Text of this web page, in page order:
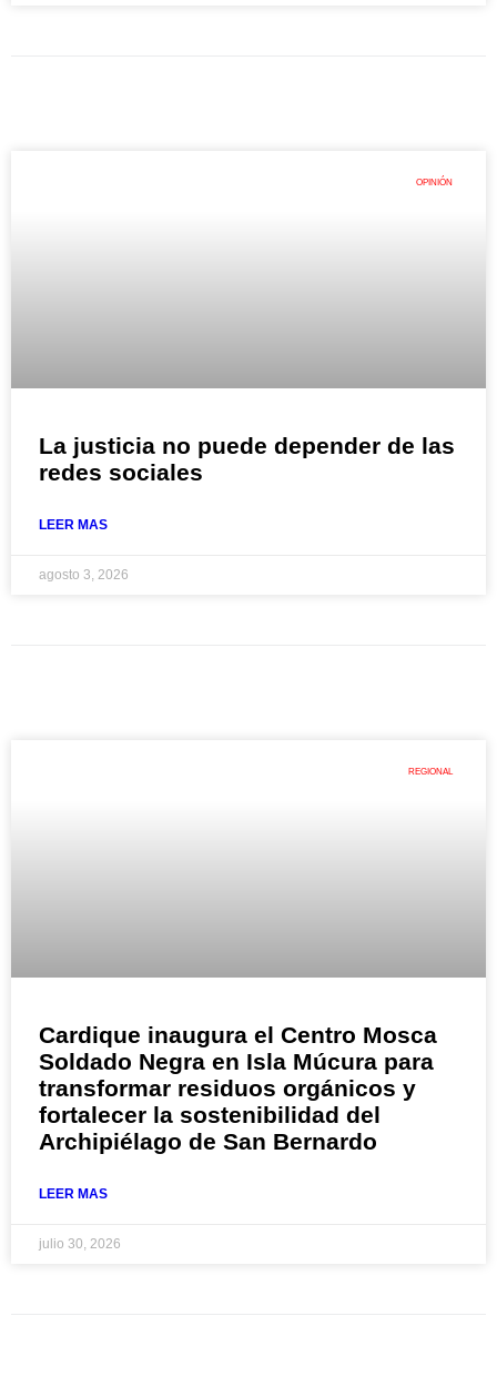
OPINIÓN
La justicia no puede depender de las
redes sociales
LEER MAS
agosto 3, 2026
REGIONAL
Cardique inaugura el Centro Mosca
Soldado Negra en Isla Múcura para
transformar residuos orgánicos y
fortalecer la sostenibilidad del
Archipiélago de San Bernardo
LEER MAS
julio 30, 2026